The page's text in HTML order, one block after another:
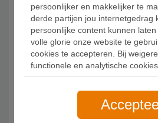
persoonlijker en makkelijker te
derde partijen jou internetgedrag
persoonlijke content kunnen
volle glorie onze website te
cookies te accepteren. Bij
functionele en analytische cookies.